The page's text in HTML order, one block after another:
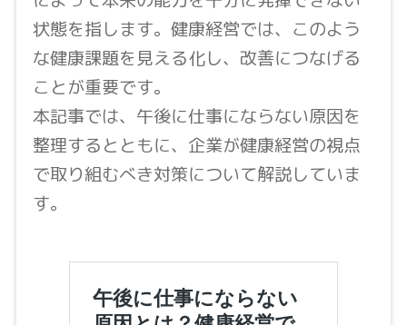
状態を指します。健康経営では、このよう
な健康課題を見える化し、改善につなげる
ことが重要です。
本記事では、午後に仕事にならない原因を
整理するとともに、企業が健康経営の視点
で取り組むべき対策について解説していま
す。